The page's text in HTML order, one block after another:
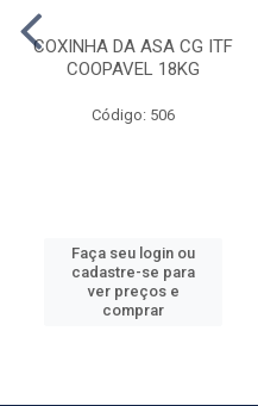
COXINHA DA ASA CG ITF
COOPAVEL 18KG
Código: 506
Faça seu login ou
cadastre-se para
ver preços e
comprar